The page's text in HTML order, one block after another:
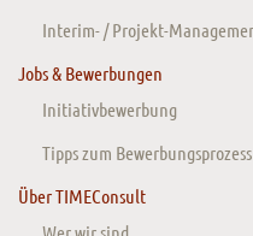
Interim- / Projekt-
Jobs & Bewerbungen
Initiativbewerbung
Tipps zum Bewerbungsprozess
Über TIMEConsult